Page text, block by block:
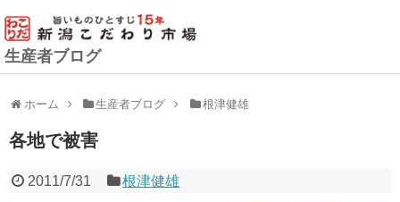
生産者ブログ
ホーム 生産者ブログ 根津健雄
各地で被害
2011/7/31 根津健雄